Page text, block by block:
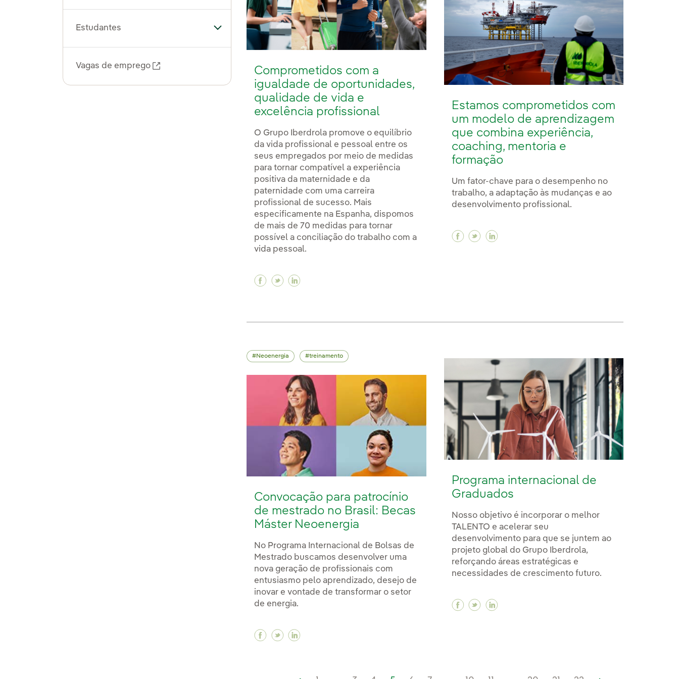
Comprometidos com a
igualdade de oportunidades,
qualidade de vida e
excelência profissional
O Grupo Iberdrola promove o equilíbrio
da vida profissional e pessoal entre os
seus empregados por meio de medidas
para tornar compatível a experiência
positiva da maternidade e da
paternidade com uma carreira
profissional de sucesso. Mais
especificamente na Espanha, dispomos
de mais de 70 medidas para tornar
possível a conciliação do trabalho com a
vida pessoal.
Facebook Comprometidos com a igualdade de oportunidades, qualidade de vida e excelência
Twitter Comprometidos com a igualdade de oportunidades, qualidade de vida e excelência
Estamos comprometidos com
um modelo de aprendizagem
que combina experiência,
coaching, mentoria e
formação
Um fator-chave para o desempenho no
trabalho, a adaptação às mudanças e ao
desenvolvimento profissional.
Facebook Estamos comprometidos com um
Twitter Estamos comprometidos com um
Neoenergia treinamento
Convocação para patrocínio
de mestrado no Brasil: Becas
Máster Neoenergia
No Programa Internacional de Bolsas de
Mestrado buscamos desenvolver uma
nova geração de profissionais com
entusiasmo pelo aprendizado, desejo de
inovar e vontade de transformar o setor
de energia.
Facebook Convocação para patrocínio de mestrado no Brasil: Becas Máster Neoenergia
Twitter Convocação para patrocínio de mestrado no Brasil: Becas Máster Neoenergia
Programa internacional de
Graduados
Nosso objetivo é incorporar o melhor
TALENTO e acelerar seu
desenvolvimento para que se juntem ao
projeto global do Grupo Iberdrola,
reforçando áreas estratégicas e
necessidades de crescimento futuro.
Facebook Programa internacional de Graduados
Twitter Programa internacional de Graduados
Estudantes Alternar submenu de Estudantes
Vagas de emprego Link externo, abra em uma nova aba.